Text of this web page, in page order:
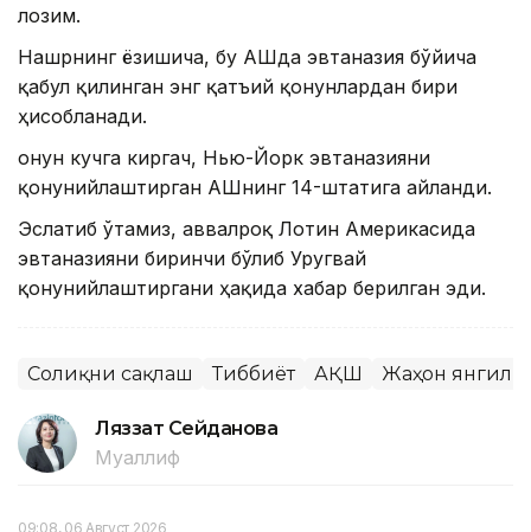
лозим.
Нашрнинг ёзишича, бу АҚШда эвтаназия бўйича
қабул қилинган энг қатъий қонунлардан бири
ҳисобланади.
Қонун кучга киргач, Нью-Йорк эвтаназияни
қонунийлаштирган АҚШнинг 14-штатига айланди.
Эслатиб ўтамиз, аввалроқ Лотин Америкасида
эвтаназияни биринчи бўлиб Уругвай
қонунийлаштиргани ҳақида хабар берилган эди.
Соғлиқни сақлаш Тиббиёт АҚШ Жаҳон
Ляззат Сейданова
Муаллиф
09:08, 06 Август 2026